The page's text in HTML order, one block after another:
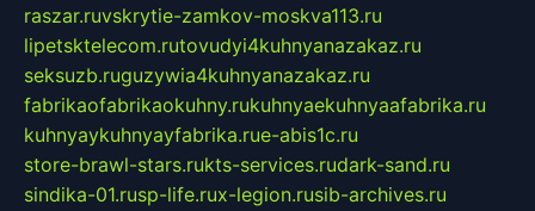
raszar.ruvskrytie-zamkov-moskva113.ru
lipetsktelecom.rutovudyi4kuhnyanazakaz.ru
seksuzb.ruguzywia4kuhnyanazakaz.ru
fabrikaofabrikaokuhny.rukuhnyaekuhnyaafabrika.ru
kuhnyaykuhnyayfabrika.rue-abis1c.ru
store-brawl-stars.rukts-services.rudark-sand.ru
sindika-01.rusp-life.rux-legion.rusib-archives.ru